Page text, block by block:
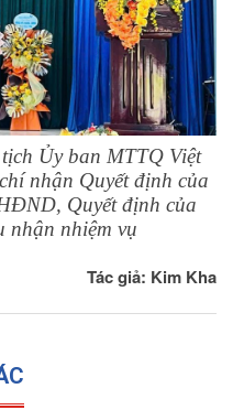
Ủy ban MTTQ Việt
nhận Quyết định của
Quyết định của
nhận nhiệm vụ
Tác giả: Kim Kha